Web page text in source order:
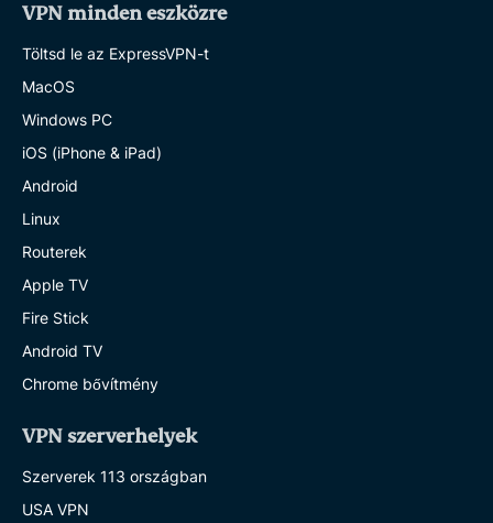
VPN minden eszközre
Töltsd le az ExpressVPN-t
MacOS
Windows PC
iOS (iPhone & iPad)
Android
Linux
Routerek
Apple TV
Fire Stick
Android TV
Chrome bővítmény
VPN szerverhelyek
Szerverek 113 országban
USA VPN